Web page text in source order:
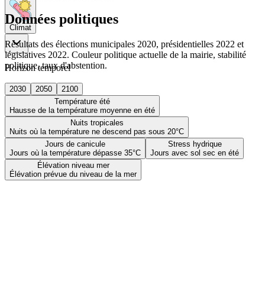
Climat
Horizon temporel
2030 2050
2100
Température été
Hausse de la température moyenne en été
Nuits tropicales
Nuits où la température ne descend pas sous 20°C
Jours de canicule
Jours où la température dépasse 35°C
Stress hydrique
Jours avec sol sec en été
Élévation niveau mer
Élévation prévue du niveau de la mer
Données politiques
Résultats des élections municipales 2020, présidentielles 2022 et
législatives 2022. Couleur politique actuelle de la mairie, stabilité
politique, taux d'abstention.